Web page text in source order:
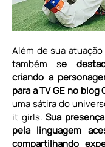
Além de sua
também se
criando a
para a TV GE no
uma sátira do
it girls. Sua
pela linguagem
compartilhando